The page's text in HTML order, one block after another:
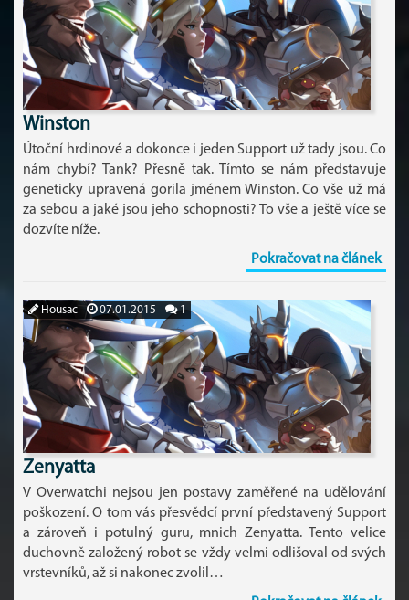
Winston
Útoční hrdinové a dokonce i jeden Support už tady jsou. Co
nám chybí? Tank? Přesně tak. Tímto se nám představuje
geneticky upravená gorila jménem Winston. Co vše už má
za sebou a jaké jsou jeho schopnosti? To vše a ještě více se
dozvíte níže.
Pokračovat na článek
Housac 07.01.2015 1
Zenyatta
V Overwatchi nejsou jen postavy zaměřené na udělování
poškození. O tom vás přesvědcí první představený Support
a zároveň i potulný guru, mnich Zenyatta. Tento velice
duchovně založený robot se vždy velmi odlišoval od svých
vrstevníků, až si nakonec zvolil…